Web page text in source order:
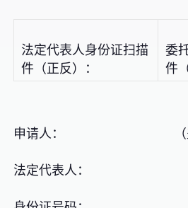
法定代表人身份证扫描
件（正反）：
委
件
申请人： （盖单
法定代表人： （